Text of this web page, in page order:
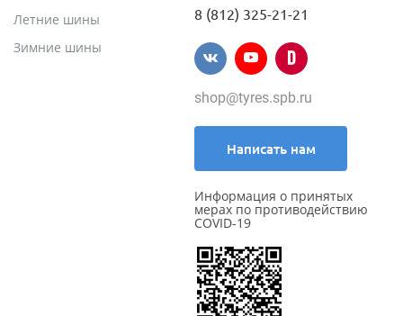
Летние шины
Зимние шины
8 (812) 325-21-21
shop@tyres.spb.ru
Написать нам
Информация о принятых
мерах по противодействию
COVID-19